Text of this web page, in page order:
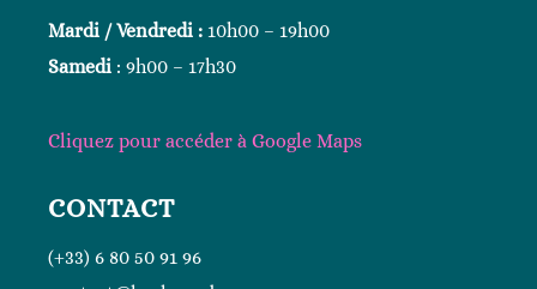
Mardi / Vendredi : 10h00 – 19h00
Samedi : 9h00 – 17h30
Cliquez pour accéder à Google Maps
CONTACT
(+33) 6 80 50 91 96